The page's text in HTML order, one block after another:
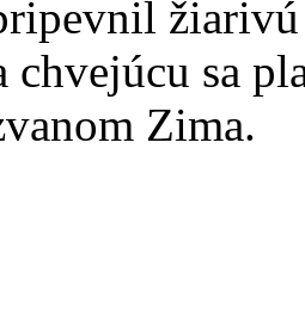
chvejúcu sa
Zima.